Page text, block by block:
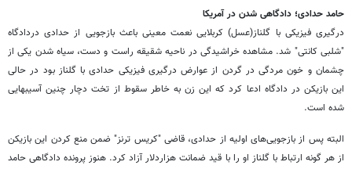
حامد حدادی؛ دادگاهی شدن در آمریکا
درگیری فیزیکی با گلناز(عسل) کربلایی نعمت معینی باعث بازجویی از حدادی دردادگاه
"شلبی کانتی" شد. مشاهده خراشیدگی در ناحیه شقیقه راست و دست، سیاه شدن یکی از
چشمان و خون مردگی در گردن از عوارض درگیری فیزیکی حدادی با گلناز بود در حالی
این بازیکن در دادگاه ادعا کرد که این زن به خاطر سقوط از تخت دچار چنین آسیب‎هایی
شده است.
البته پس از بازجویی‌های اولیه از حدادی، قاضی "کریس ترنز" ضمن منع کردن این بازیکن
از هر گونه ارتباط با گلناز او را با قید ضمانت هزاردلار آزاد کرد. هنوز پرونده دادگاهی حامد